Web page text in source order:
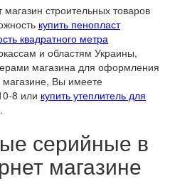
строительных товаров
купить пенопласт
квадратного метра
и областям Украины,
магазина для оформления
магазине, Вы имеете
8 или купить утеплитель для
серийные в
магазине